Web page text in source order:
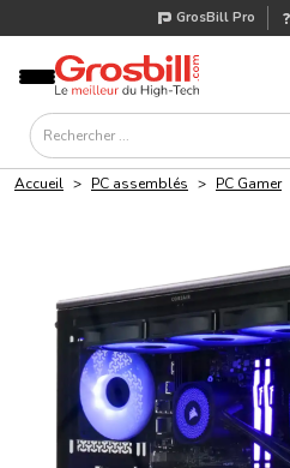
GrosBill Pro
Accueil > PC assemblés > PC Gamer